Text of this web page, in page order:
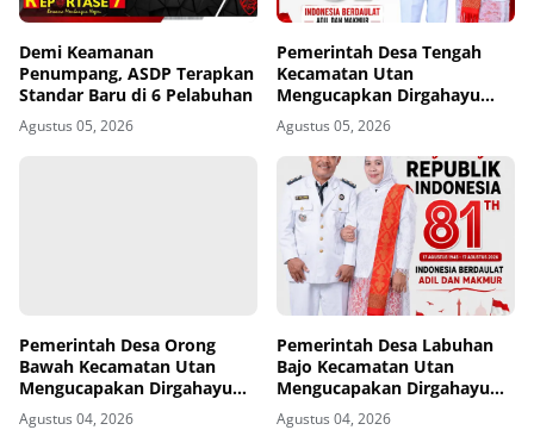
Demi Keamanan
Penumpang, ASDP Terapkan
Standar Baru di 6 Pelabuhan
Agustus 05, 2026
Pemerintah Desa Tengah
Kecamatan Utan
Mengucapkan Dirgahayu
Republik Indonesia ke-81
Agustus 05, 2026
Pemerintah Desa Orong
Bawah Kecamatan Utan
Mengucapakan Dirgahayu
Republik Indonesia ke-81
Agustus 04, 2026
Pemerintah Desa Labuhan
Bajo Kecamatan Utan
Mengucapakan Dirgahayu
Republik Indonesia ke-81
Agustus 04, 2026